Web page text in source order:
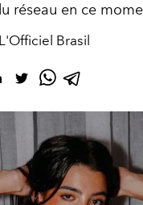
réseau en ce
Brasil